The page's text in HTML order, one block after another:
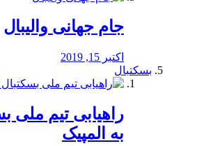
جام جهانی والیبال
اکتبر 15, 2019
بسکتبال
راهیابی تیم ملی
به المپیک